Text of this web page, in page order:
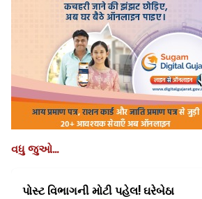
વધુ જુઓ...
પોસ્ટ વિભાગની મોટી પહેલ! ઘરેબેઠા